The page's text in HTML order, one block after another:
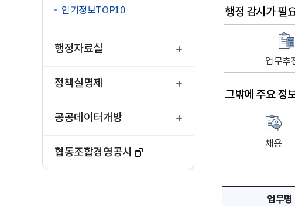
인기정보TOP10
행정자료실
정책실명제
공공데이터개방
협동조합경영공시
행정 감시가 필
업무추
그밖에 주요 정
채용
업무명